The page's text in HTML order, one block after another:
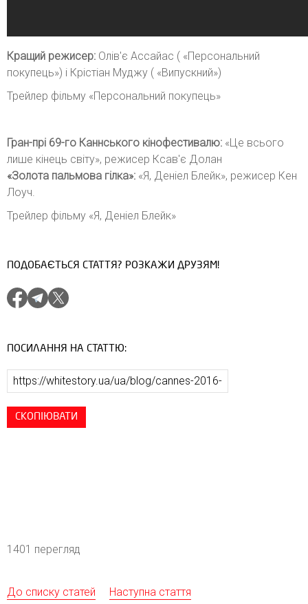
Кращий режисер: Олів'є Ассайас ( «Персональний
покупець») і Крістіан Муджу ( «Випускний»)
Трейлер фільму «Персональний покупець»
Гран-прі 69-го Каннського кінофестивалю: «Це всього
лише кінець світу», режисер Ксав'є Долан
«Золота пальмова гілка»: «Я, Деніел Блейк», режисер Кен
Лоуч.
Трейлер фільму «Я, Деніел Блейк»
ПОДОБАЄТЬСЯ СТАТТЯ? РОЗКАЖИ ДРУЗЯМ!
ПОСИЛАННЯ НА СТАТТЮ:
СКОПІЮВАТИ
1401 перегляд
До списку статей Наступна стаття